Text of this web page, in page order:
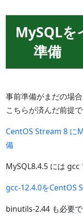
MySQLを
準備
事前準備がまだの場
こちらが済んだ前提
CentOS Stream 8 に
備
MySQL8.4.5 には gcc
gcc-12.4.0をCentOS
binutils-2.44 も必要で